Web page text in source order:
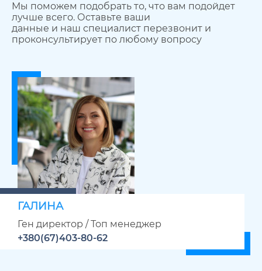
Мы поможем подобрать то, что вам подойдет
лучше всего. Оставьте ваши
данные и наш специалист перезвонит и
проконсультирует по любому вопросу
ГАЛИНА
Ген директор / Топ менеджер
+380(67)403-80-62